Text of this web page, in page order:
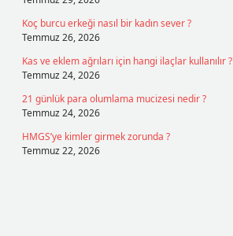
Koç burcu erkeği nasıl bir kadın sever ?
Temmuz 26, 2026
Kas ve eklem ağrıları için hangi ilaçlar kullanılır ?
Temmuz 24, 2026
21 günlük para olumlama mucizesi nedir ?
Temmuz 24, 2026
HMGS’ye kimler girmek zorunda ?
Temmuz 22, 2026